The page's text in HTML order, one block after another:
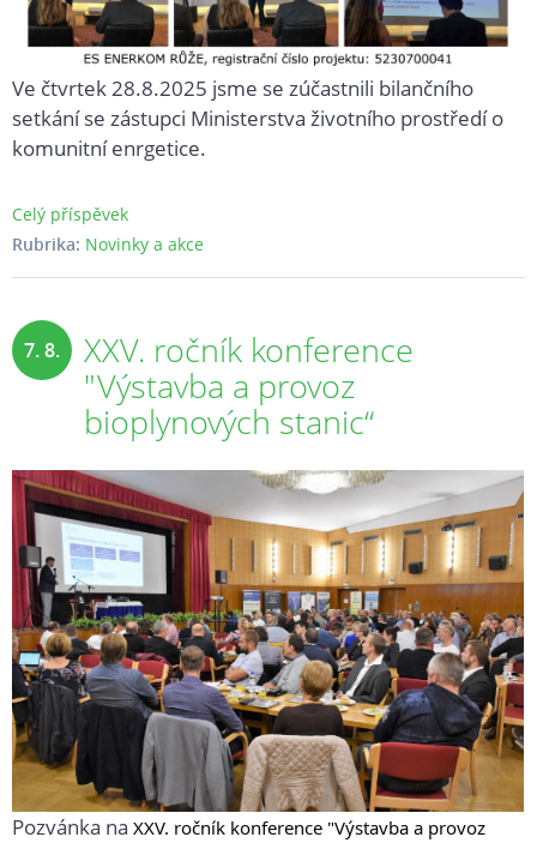
Ve čtvrtek 28.8.2025 jsme se zúčastnili bilančního
setkání se zástupci Ministerstva životního prostředí o
komunitní enrgetice.
Celý příspěvek
Rubrika: Novinky a akce
7. 8.
XXV. ročník konference
"Výstavba a provoz
bioplynových stanic“
Pozvánka na XXV. ročník konference "Výstavba a provoz